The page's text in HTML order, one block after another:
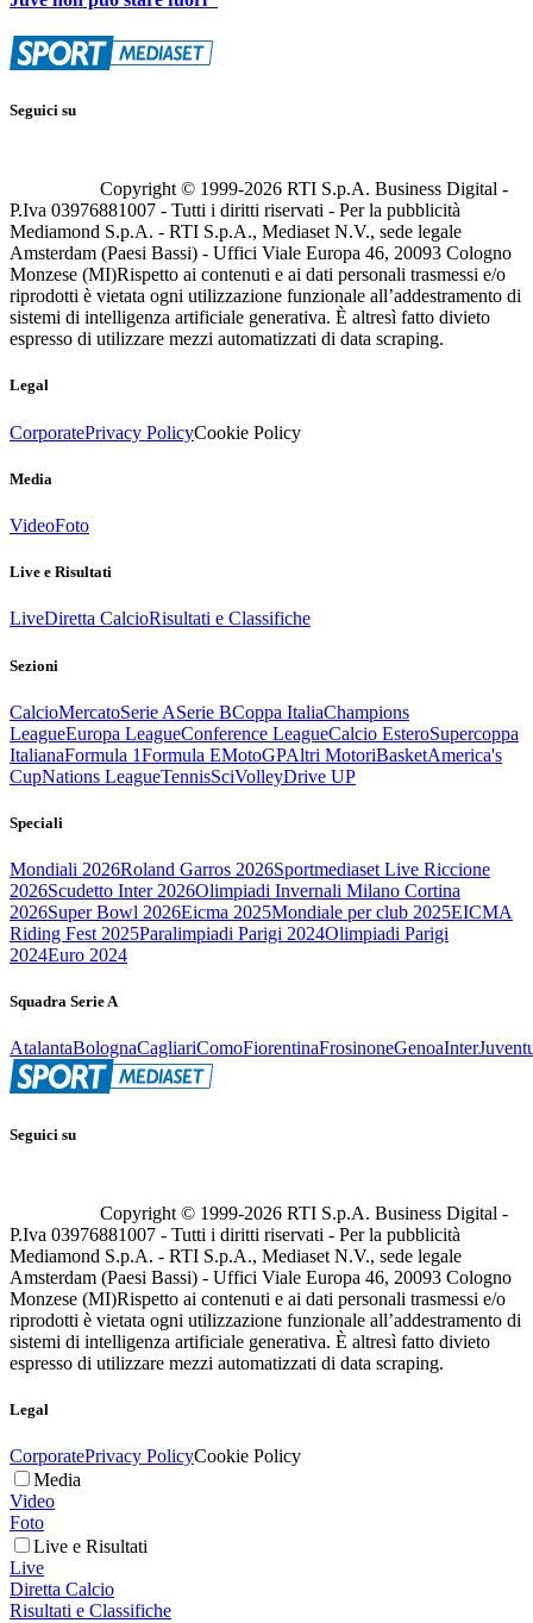
Seguici su
Copyright © 1999-2026 RTI S.p.A. Business Digital -
P.Iva 03976881007 - Tutti i diritti riservati - Per la pubblicità
Mediamond S.p.A. - RTI S.p.A., Mediaset N.V., sede legale
Amsterdam (Paesi Bassi) - Uffici Viale Europa 46, 20093 Cologno
Monzese (MI)Rispetto ai contenuti e ai dati personali trasmessi e/o
riprodotti è vietata ogni utilizzazione funzionale all’addestramento di
sistemi di intelligenza artificiale generativa. È altresì fatto divieto
espresso di utilizzare mezzi automatizzati di data scraping.
Legal
CorporatePrivacy PolicyCookie Policy
Media
VideoFoto
Live e Risultati
LiveDiretta CalcioRisultati e Classifiche
Sezioni
CalcioMercatoSerie ASerie BCoppa ItaliaChampions
LeagueEuropa LeagueConference LeagueCalcio EsteroSupercoppa
ItalianaFormula 1Formula EMotoGPAltri MotoriBasketAmerica's
CupNations LeagueTennisSciVolleyDrive UP
Speciali
Mondiali 2026Roland Garros 2026Sportmediaset Live Riccione
2026Scudetto Inter 2026Olimpiadi Invernali Milano Cortina
2026Super Bowl 2026Eicma 2025Mondiale per club 2025EICMA
Riding Fest 2025Paralimpiadi Parigi 2024Olimpiadi Parigi
2024Euro 2024
Squadra Serie A
AtalantaBolognaCagliariComoFiorentinaFrosinoneGenoaInter
Seguici su
Copyright © 1999-2026 RTI S.p.A. Business Digital -
P.Iva 03976881007 - Tutti i diritti riservati - Per la pubblicità
Mediamond S.p.A. - RTI S.p.A., Mediaset N.V., sede legale
Amsterdam (Paesi Bassi) - Uffici Viale Europa 46, 20093 Cologno
Monzese (MI)Rispetto ai contenuti e ai dati personali trasmessi e/o
riprodotti è vietata ogni utilizzazione funzionale all’addestramento di
sistemi di intelligenza artificiale generativa. È altresì fatto divieto
espresso di utilizzare mezzi automatizzati di data scraping.
Legal
CorporatePrivacy PolicyCookie Policy
Media
Video
Foto
Live e Risultati
Live
Diretta Calcio
Risultati e Classifiche